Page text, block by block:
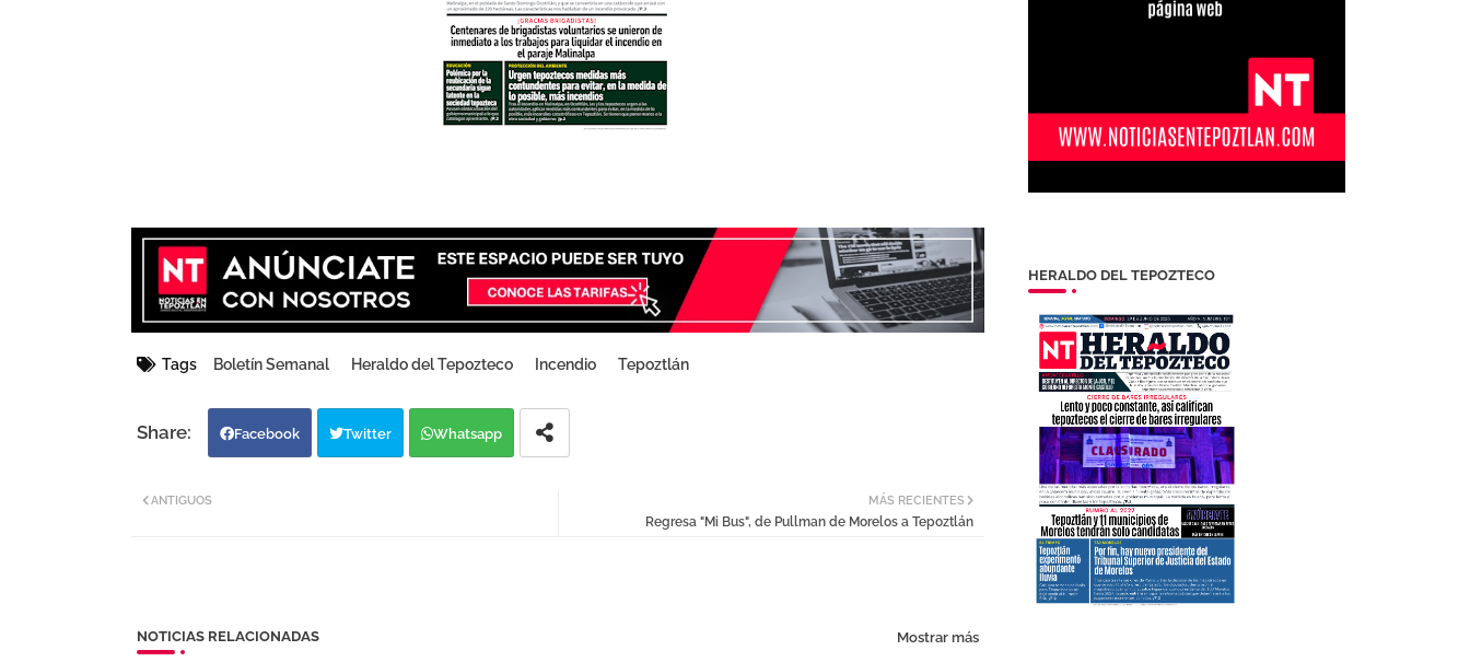
Tags Boletín Semanal Heraldo del Tepozteco Incendio Tepoztlán
Facebook Twitter Whatsapp
MÁS RECIENTES
Regresa "Mi Bus", de Pullman de Morelos a Tepoztlán
ANTIGUOS
NOTICIAS RELACIONADAS Mostrar más
HERALDO DEL TEPOZTECO